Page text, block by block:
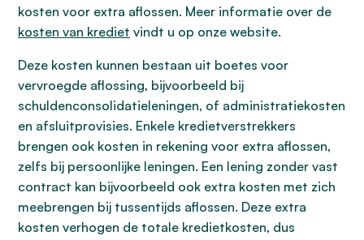
kosten voor extra aflossen. Meer informatie over de
kosten van krediet vindt u op onze website.
Deze kosten kunnen bestaan uit boetes voor
vervroegde aflossing, bijvoorbeeld bij
schuldenconsolidatieleningen, of administratiekosten
en afsluitprovisies. Enkele kredietverstrekkers
brengen ook kosten in rekening voor extra aflossen,
zelfs bij persoonlijke leningen. Een lening zonder vast
contract kan bijvoorbeeld ook extra kosten met zich
meebrengen bij tussentijds aflossen. Deze extra
kosten verhogen de totale kredietkosten, dus